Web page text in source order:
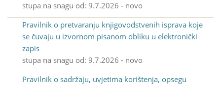
stupa na snagu od: 9.7.2026 - novo
Pravilnik o pretvaranju knjigovodstvenih isprava koje
se čuvaju u izvornom pisanom obliku u elektronički
zapis
stupa na snagu od: 9.7.2026 - novo
Pravilnik o sadržaju, uvjetima korištenja, opsegu